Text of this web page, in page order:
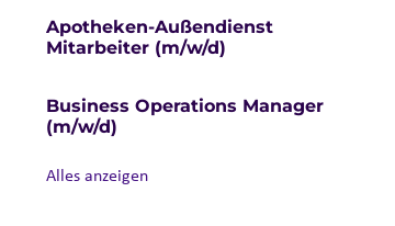
Apotheken-Außendienst
Mitarbeiter (m/w/d)
Business Operations Manager
(m/w/d)
Alles anzeigen